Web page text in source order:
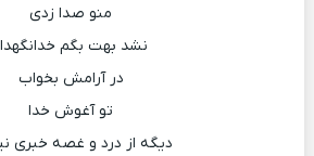
منو صدا زدی
نشد بهت بگم
در آرامش بخواب
تو آغوش خدا
دیگه از درد و غصه خبری